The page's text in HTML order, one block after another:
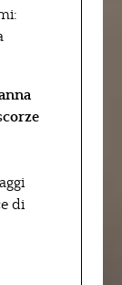
di